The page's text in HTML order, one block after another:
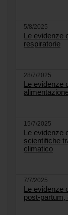
5/8/2025
Le evidenze
respiratorie
28/7/2025
Le evidenze
15/7/2025
Le evidenze
scientifiche
climatico
7/7/2025
Le evidenze
post-partum,